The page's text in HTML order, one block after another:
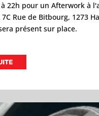
22h pour un Afterwork à
Rue de Bitbourg, 1273
présent sur place.